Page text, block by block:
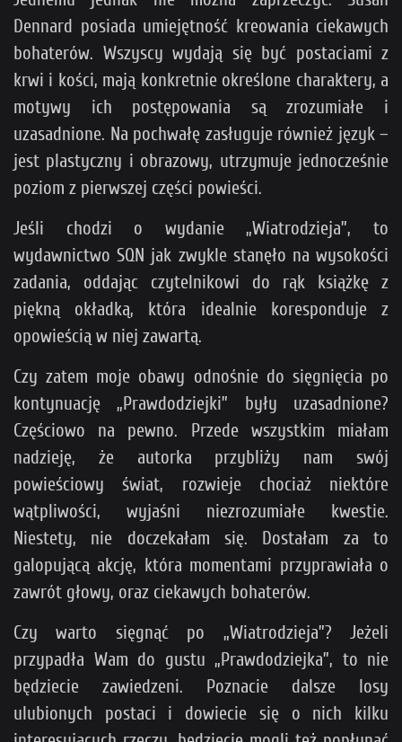
Dennard posiada umiejętność kreowania ciekawych
bohaterów. Wszyscy wydają się być postaciami z
krwi i kości, mają konkretnie określone charaktery, a
motywy ich postępowania są zrozumiałe i
uzasadnione. Na pochwałę zasługuje również język –
jest plastyczny i obrazowy, utrzymuje jednocześnie
poziom z pierwszej części powieści.
Jeśli chodzi o wydanie „Wiatrodzieja”, to
wydawnictwo SQN jak zwykle stanęło na wysokości
zadania, oddając czytelnikowi do rąk książkę z
piękną okładką, która idealnie koresponduje z
opowieścią w niej zawartą.
Czy zatem moje obawy odnośnie do sięgnięcia po
kontynuację „Prawdodziejki” były uzasadnione?
Częściowo na pewno. Przede wszystkim miałam
nadzieję, że autorka przybliży nam swój
powieściowy świat, rozwieje chociaż niektóre
wątpliwości, wyjaśni niezrozumiałe kwestie.
Niestety, nie doczekałam się. Dostałam za to
galopującą akcję, która momentami przyprawiała o
zawrót głowy, oraz ciekawych bohaterów.
Czy warto sięgnąć po „Wiatrodzieja”? Jeżeli
przypadła Wam do gustu „Prawdodziejka”, to nie
będziecie zawiedzeni. Poznacie dalsze losy
ulubionych postaci i dowiecie się o nich kilku